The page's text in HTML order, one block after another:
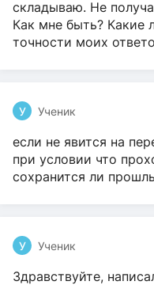
складываю. Не
Как мне быть? Какие
точности моих
У Ученик
если не явится на
при условии что
сохранится ли
У Ученик
Здравствуйте,